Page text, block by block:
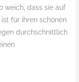
weich, dass sie auf
für ihren schönen
durchschnittlich